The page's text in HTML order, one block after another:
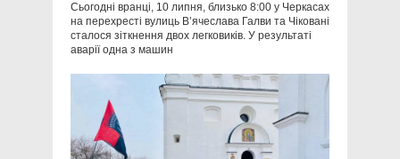
Сьогодні вранці, 10 липня, близько 8:00 у Черкасах
на перехресті вулиць В’ячеслава Галви та Чіковані
сталося зіткнення двох легковиків. У результаті
аварії одна з машин